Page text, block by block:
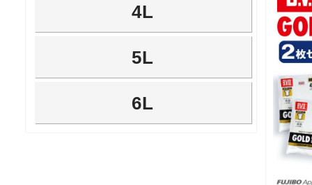
4L
5L
6L